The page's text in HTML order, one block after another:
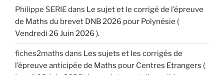
Philippe SERIEdans Le sujet et le corrigé de l’épreuve
de Maths du brevet DNB 2026 pour Polynésie (
Vendredi 26 Juin 2026 ).
fiches2maths dans Les sujets et les corrigés de
l’épreuve anticipée de Maths pour Centres Etrangers (